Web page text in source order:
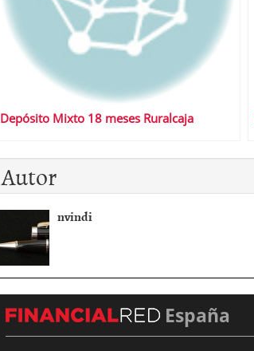
Depósito Mixto 18 meses Ruralcaja
Autor
nvindi
España